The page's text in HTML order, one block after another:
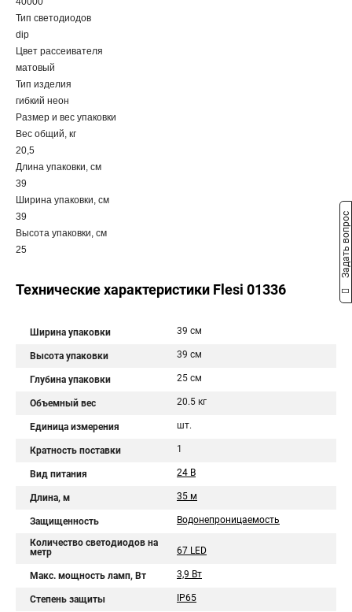
Тип светодиодов
dip
Цвет рассеивателя
матовый
Тип изделия
гибкий неон
Размер и вес упаковки
Вес общий, кг
20,5
Длина упаковки, см
39
Ширина упаковки, см
39
Высота упаковки, см
25
Технические характеристики Flesi 01336
Ширина упаковки 39 см
Высота упаковки 39 см
Глубина упаковки 25 см
Объемный вес 20.5 кг
Единица измерения шт.
Кратность поставки 1
Вид питания 24 В
Длина, м 35 м
Защищенность Водонепроницаемость
Количество светодиодов на
метр
67 LED
Макс. мощность ламп, Вт 3,9 Вт
Степень защиты IP65
Задать вопрос